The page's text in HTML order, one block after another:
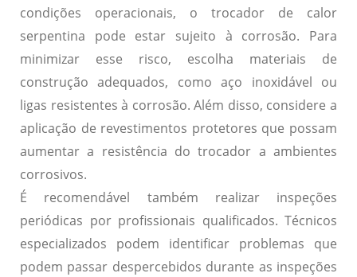
condições operacionais, o trocador de calor
serpentina pode estar sujeito à corrosão. Para
minimizar esse risco, escolha materiais de
construção adequados, como aço inoxidável ou
ligas resistentes à corrosão. Além disso, considere a
aplicação de revestimentos protetores que possam
aumentar a resistência do trocador a ambientes
corrosivos.
É recomendável também realizar inspeções
periódicas por profissionais qualificados. Técnicos
especializados podem identificar problemas que
podem passar despercebidos durante as inspeções